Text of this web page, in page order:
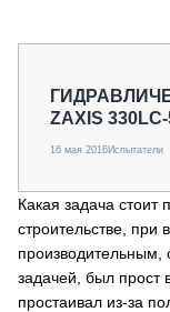
ZAXIS
16 мая 2016Испытатели
Какая задача
строительстве, при
производительным,
задачей, был прост
простаивал из-за